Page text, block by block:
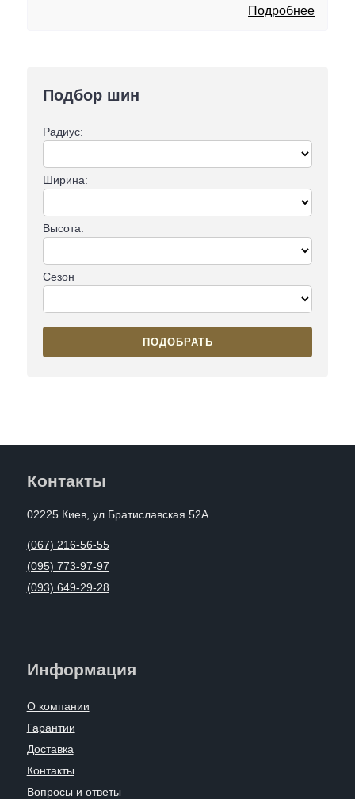
Подбор шин
Радиус:
Ширина:
Высота:
Сезон
ПОДОБРАТЬ
Подробнее
Контакты
02225 Киев, ул.Братиславская 52А
(067) 216-56-55
(095) 773-97-97
(093) 649-29-28
Информация
О компании
Гарантии
Доставка
Контакты
Вопросы и ответы